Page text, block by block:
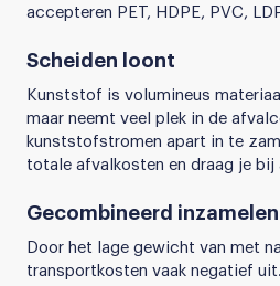
accepteren PET, HDPE, PVC,
Scheiden loont
Kunststof is volumineus
maar neemt veel plek in de
kunststofstromen apart in te
totale afvalkosten en draag je bij
Gecombineerd inzamelen
Door het lage gewicht van met
transportkosten vaak negatief